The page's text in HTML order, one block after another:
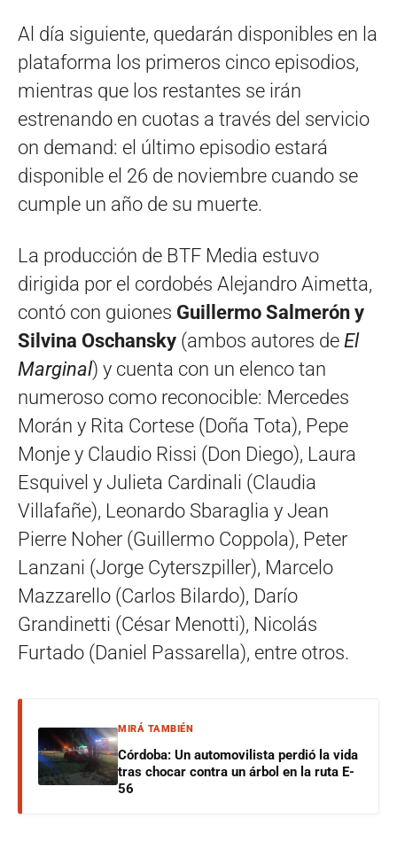
Al día siguiente, quedarán disponibles en la
plataforma los primeros cinco episodios,
mientras que los restantes se irán
estrenando en cuotas a través del servicio
on demand: el último episodio estará
disponible el 26 de noviembre cuando se
cumple un año de su muerte.
La producción de BTF Media estuvo
dirigida por el cordobés Alejandro Aimetta,
contó con guiones Guillermo Salmerón y
Silvina Oschansky (ambos autores de El
Marginal) y cuenta con un elenco tan
numeroso como reconocible: Mercedes
Morán y Rita Cortese (Doña Tota), Pepe
Monje y Claudio Rissi (Don Diego), Laura
Esquivel y Julieta Cardinali (Claudia
Villafañe), Leonardo Sbaraglia y Jean
Pierre Noher (Guillermo Coppola), Peter
Lanzani (Jorge Cyterszpiller), Marcelo
Mazzarello (Carlos Bilardo), Darío
Grandinetti (César Menotti), Nicolás
Furtado (Daniel Passarella), entre otros.
MIRÁ TAMBIÉN
Córdoba: Un automovilista perdió la vida
tras chocar contra un árbol en la ruta E-
56